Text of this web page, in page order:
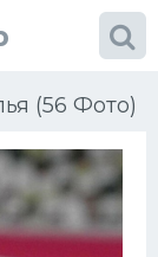
(56 Фото)